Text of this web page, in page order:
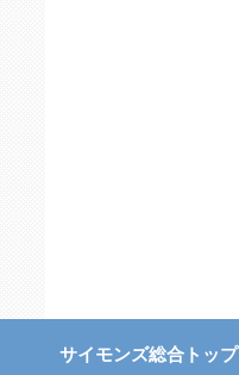
サイモンズ総合トップ